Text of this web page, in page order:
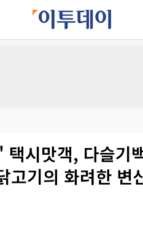
시맛객, 다슬기
의 화려한 변